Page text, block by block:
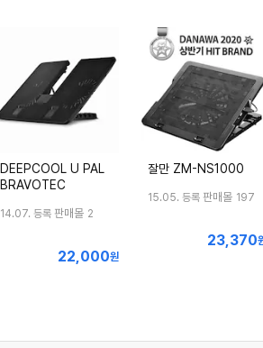
DEEPCOOL U PAL
BRAVOTEC
14.07. 등록 판매몰 2
최
22,000원
잘만 ZM-NS1000
15.05. 등록 판매몰 197
최
23,370